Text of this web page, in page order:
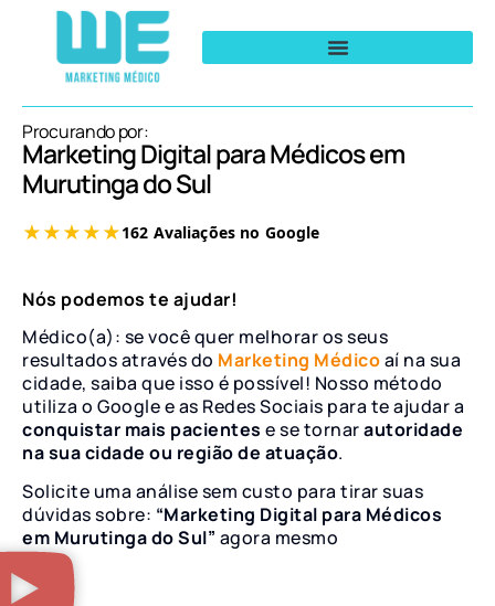
Procurando por:
Marketing Digital para Médicos em
Murutinga do Sul
Nós podemos te ajudar!
Médico(a): se você quer melhorar os seus
resultados através do Marketing Médicoaí na sua
cidade, saiba que isso é possível! Nosso método
utiliza o Google e as Redes Sociais para te ajudar a
conquistar mais pacientes e se tornarautoridade
na sua cidade ou região de atuação.
Solicite uma análise sem custo para tirar suas
dúvidas sobre: “Marketing Digital para Médicos
em Murutinga do Sul” agora mesmo